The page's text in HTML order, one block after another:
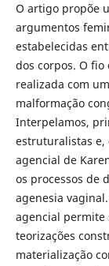
O artigo propõe
argumentos
estabelecidas
dos corpos. O
realizada com
malformação
Interpelamos,
estruturalistas e,
agencial de
os processos de
agenesia
agencial permite
teorizações
materialização